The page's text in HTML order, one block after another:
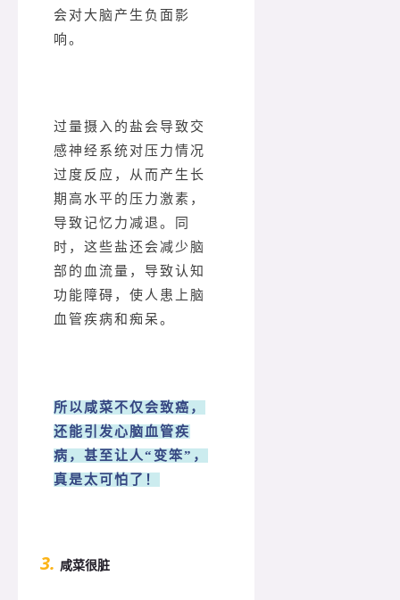
会对大脑产生负面影
响。
过量摄入的盐会导致交
感神经系统对压力情况
过度反应，从而产生长
期高水平的压力激素，
导致记忆力减退。同
时，这些盐还会减少脑
部的血流量，导致认知
功能障碍，使人患上脑
血管疾病和痴呆。
所以咸菜不仅会致癌，
还能引发心脑血管疾
病，甚至让人“变笨”，
真是太可怕了！
3. 咸菜很脏